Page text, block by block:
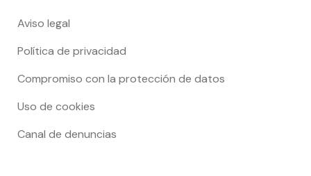
Aviso legal
Política de privacidad
Compromiso con la protección de datos
Uso de cookies
Canal de denuncias